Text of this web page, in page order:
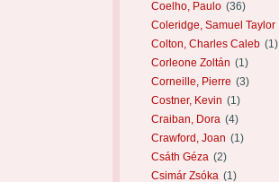
Coelho, Paulo (36)
Coleridge, Samuel Taylor
Colton, Charles Caleb (1)
Corleone Zoltán (1)
Corneille, Pierre (3)
Costner, Kevin (1)
Craiban, Dora (4)
Crawford, Joan (1)
Csáth Géza (2)
Csimár Zsóka (1)